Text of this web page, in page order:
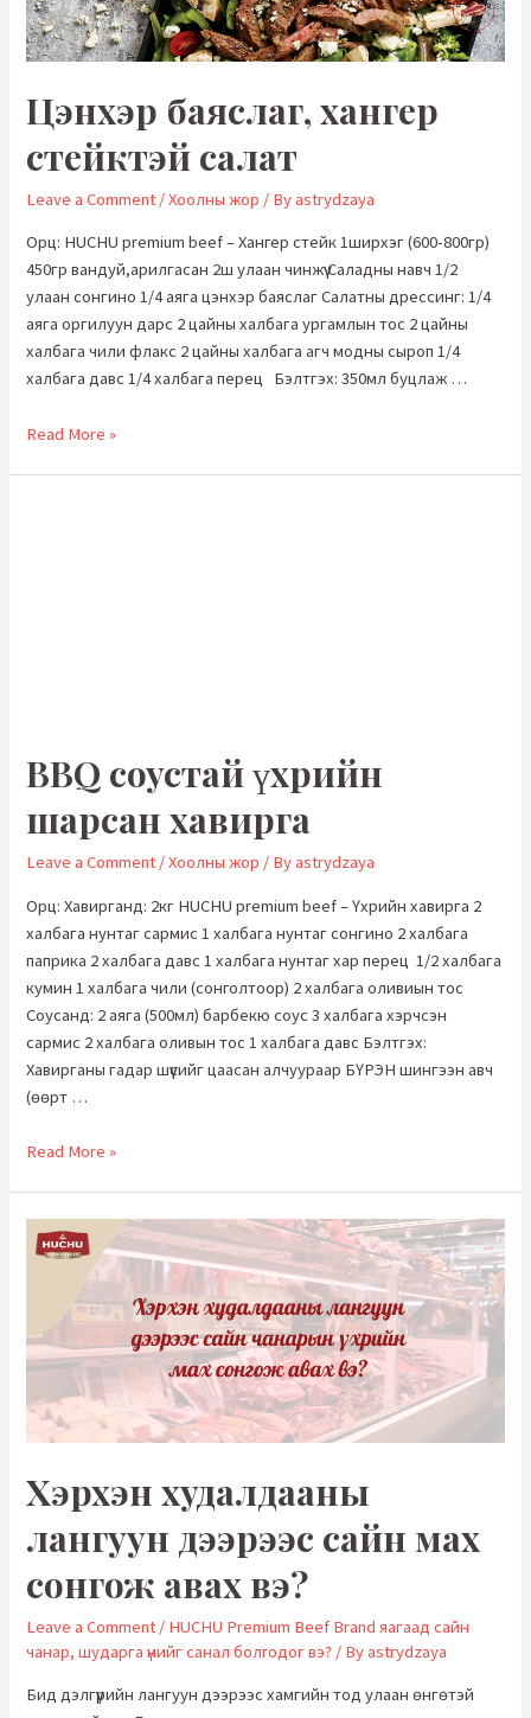
skirt
pita)
Цэнхэр баяслаг, хангер
стейктэй салат
Leave a Comment /Хоолны жор / Byastrydzaya
Орц: HUCHU premium beef – Хангер стейк 1ширхэг (600-800гр)
450гр вандуй,арилгасан 2ш улаан чинжүү Саладны навч 1/2
улаан сонгино 1/4 аяга цэнхэр баяслаг Салатны дрессинг: 1/4
аяга оргилуун дарс 2 цайны халбага ургамлын тос 2 цайны
халбага чили флакс 2 цайны халбага агч модны сыроп 1/4
халбага давс 1/4 халбага перец Бэлтгэх: 350мл буцлаж …
Цэнхэр
Read More »
BBQ соустай үхрийн
шарсан хавирга
Leave a Comment /Хоолны жор / Byastrydzaya
Орц: Хавирганд: 2кг HUCHU premium beef – Үхрийн хавирга 2
халбага нунтаг сармис 1 халбага нунтаг сонгино 2 халбага
паприка 2 халбага давс 1 халбага нунтаг хар перец 1/2 халбага
кумин 1 халбага чили (сонголтоор) 2 халбага оливиын тос
Соусанд: 2 аяга (500мл) барбекю соус 3 халбага хэрчсэн
сармис 2 халбага оливын тос 1 халбага давс Бэлтгэх:
Хавирганы гадар шүүсийг цаасан алчуураар БҮРЭН шингээн авч
(өөрт …
BBQ
шарсан
хавирга
Read More »
Хэрхэн худалдааны
лангуун дээрээс сайн мах
сонгож авах вэ?
Leave a Comment / HUCHU Premium Beef Brand яагаад сайн
чанар, шударга үнийг санал болгодог вэ? / Byastrydzaya
Бид дэлгүүрийн лангуун дээрээс хамгийн тод улаан өнгөтэй